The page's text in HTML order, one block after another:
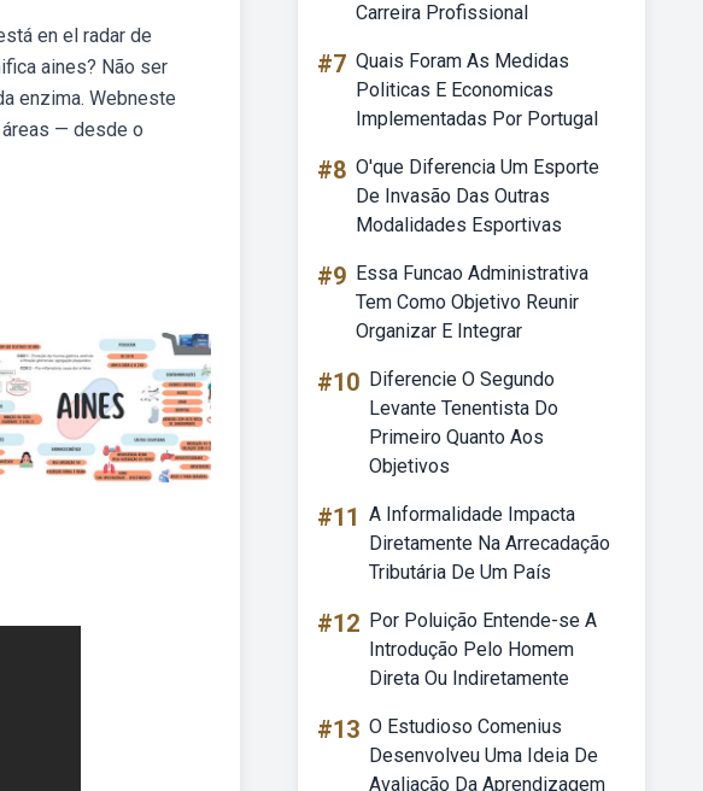
en el radar de
aines? Não ser
enzima. Webneste
— desde o
Carreira Profissional
#7 Quais Foram As Medidas
Politicas E Economicas
Implementadas Por Portugal
#8 O'que Diferencia Um Esporte
De Invasão Das Outras
Modalidades Esportivas
#9 Essa Funcao Administrativa
Tem Como Objetivo Reunir
Organizar E Integrar
#10 Diferencie O Segundo
Levante Tenentista Do
Primeiro Quanto Aos
Objetivos
#11 A Informalidade Impacta
Diretamente Na Arrecadação
Tributária De Um País
#12 Por Poluição Entende-se A
Introdução Pelo Homem
Direta Ou Indiretamente
#13 O Estudioso Comenius
Desenvolveu Uma Ideia De
Avaliação Da Aprendizagem